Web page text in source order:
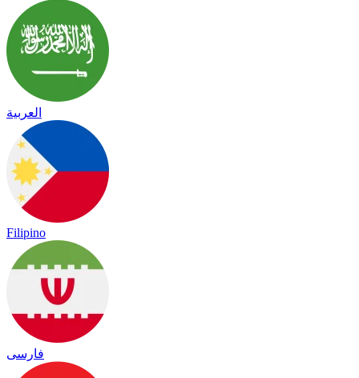
العربية
Filipino
فارسی